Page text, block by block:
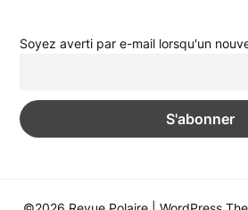
Soyez averti par e-mail lorsqu'un